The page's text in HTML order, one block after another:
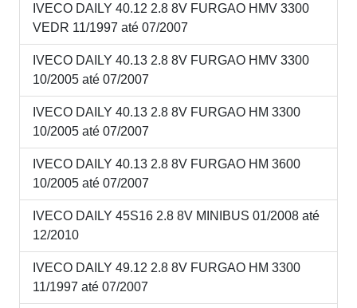
IVECO DAILY 40.12 2.8 8V FURGAO HMV 3300
VEDR 11/1997 até 07/2007
IVECO DAILY 40.13 2.8 8V FURGAO HMV 3300
10/2005 até 07/2007
IVECO DAILY 40.13 2.8 8V FURGAO HM 3300
10/2005 até 07/2007
IVECO DAILY 40.13 2.8 8V FURGAO HM 3600
10/2005 até 07/2007
IVECO DAILY 45S16 2.8 8V MINIBUS 01/2008 até
12/2010
IVECO DAILY 49.12 2.8 8V FURGAO HM 3300
11/1997 até 07/2007